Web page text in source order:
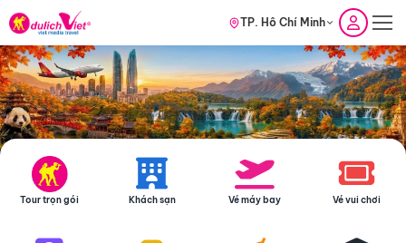
TP. Hồ Chí Minh
Tour trọn gói Khách sạn Vé máy bay Vé vui chơi